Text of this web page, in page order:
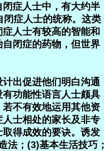
症人士中，有大约半
症人士的统称。这类
人士有较高的智能和
闭症的药物，但世界
出促进他们明白沟通
功能性语言人士颇具
不有效地运用其他资
士相处的家长及非专
得成效的要诀。诱发
法；(3)基本生活技巧；